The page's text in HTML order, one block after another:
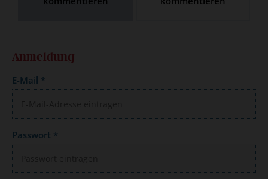
Anmeldung
E-Mail *
Passwort *